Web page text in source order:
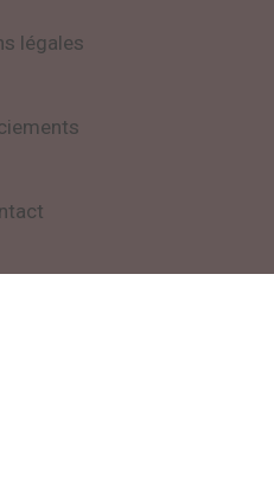
légales